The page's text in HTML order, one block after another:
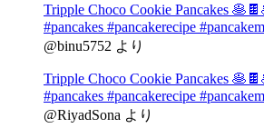
Tripple Choco Cookie Pancakes
#pancakes #pancakerecipe
@binu5752 より
Tripple Choco Cookie Pancakes
#pancakes #pancakerecipe
@RiyadSona より